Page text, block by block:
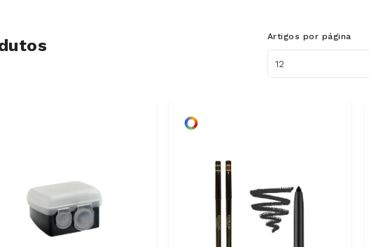
Artigos por página